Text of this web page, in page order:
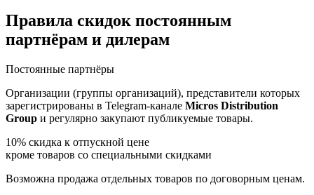
Правила скидок постоянным
партнёрам и дилерам
Постоянные партнёры
Организации (группы организаций), представители которых
зарегистрированы в Telegram-канале Micros Distribution
Group и регулярно закупают публикуемые товары.
10% скидка к отпускной цене
кроме товаров со специальными скидками
Возможна продажа отдельных товаров по договорным ценам.